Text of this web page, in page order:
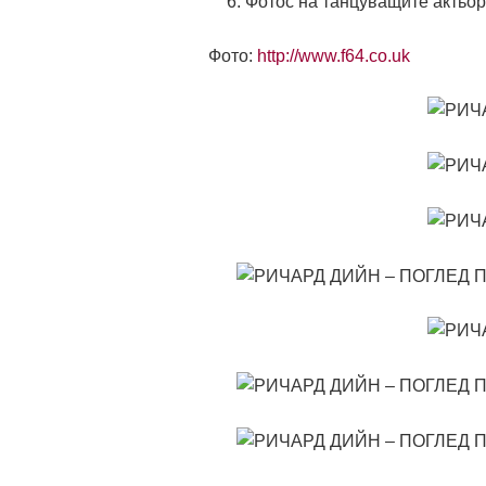
Фото: http://www.f64.co.uk